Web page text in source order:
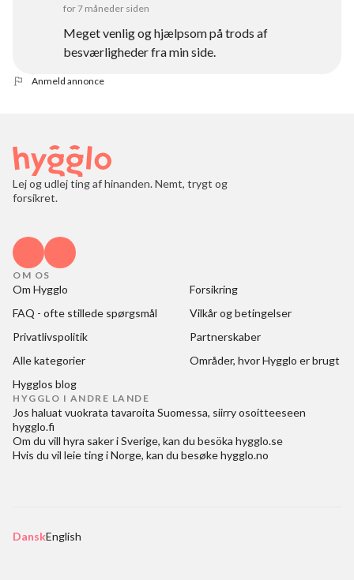
for 7 måneder siden
Meget venlig og hjælpsom på trods af
besværligheder fra min side.
Anmeld annonce
Lej og udlej ting af hinanden. Nemt, trygt og
forsikret.
OM OS
Om Hygglo
Forsikring
FAQ - ofte stillede spørgsmål
Vilkår og betingelser
Privatlivspolitik
Partnerskaber
Alle kategorier
Områder, hvor Hygglo er brugt
Hygglos blog
HYGGLO I ANDRE LANDE
Jos haluat vuokrata tavaroita Suomessa, siirry osoitteeseen
hygglo.fi
Om du vill hyra saker i Sverige, kan du besöka hygglo.se
Hvis du vil leie ting i Norge, kan du besøkehygglo.no
DanskEnglish